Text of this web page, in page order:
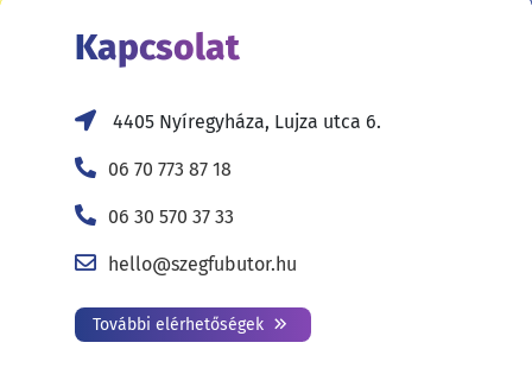
Kapcsolat
4405 Nyíregyháza, Lujza utca 6.
06 70 773 87 18
06 30 570 37 33
hello@szegfubutor.hu
További elérhetőségek